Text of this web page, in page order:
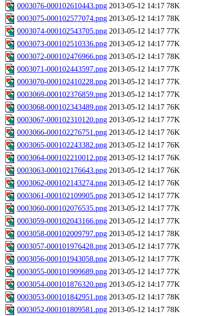
0003076-000102610443.png 2013-05-12 14:17 78K
0003075-000102577074.png 2013-05-12 14:17 78K
0003074-000102543705.png 2013-05-12 14:17 77K
0003073-000102510336.png 2013-05-12 14:17 77K
0003072-000102476966.png 2013-05-12 14:17 78K
0003071-000102443597.png 2013-05-12 14:17 77K
0003070-000102410228.png 2013-05-12 14:17 77K
0003069-000102376859.png 2013-05-12 14:17 77K
0003068-000102343489.png 2013-05-12 14:17 76K
0003067-000102310120.png 2013-05-12 14:17 77K
0003066-000102276751.png 2013-05-12 14:17 76K
0003065-000102243382.png 2013-05-12 14:17 76K
0003064-000102210012.png 2013-05-12 14:17 76K
0003063-000102176643.png 2013-05-12 14:17 76K
0003062-000102143274.png 2013-05-12 14:17 76K
0003061-000102109905.png 2013-05-12 14:17 77K
0003060-000102076535.png 2013-05-12 14:17 77K
0003059-000102043166.png 2013-05-12 14:17 77K
0003058-000102009797.png 2013-05-12 14:17 78K
0003057-000101976428.png 2013-05-12 14:17 77K
0003056-000101943058.png 2013-05-12 14:17 77K
0003055-000101909689.png 2013-05-12 14:17 77K
0003054-000101876320.png 2013-05-12 14:17 77K
0003053-000101842951.png 2013-05-12 14:17 78K
0003052-000101809581.png 2013-05-12 14:17 78K